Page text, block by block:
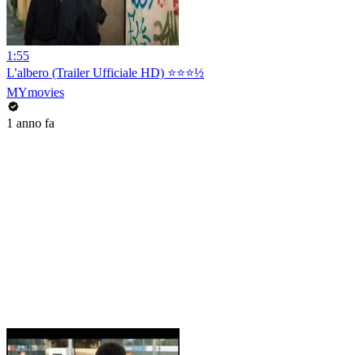
1:55
L'albero (Trailer Ufficiale HD) ⭐️⭐️⭐️½
MYmovies
1 anno fa